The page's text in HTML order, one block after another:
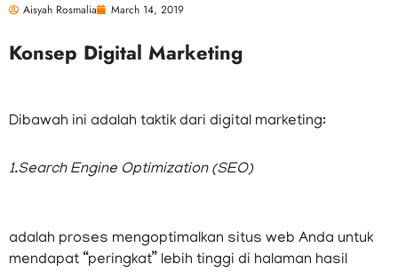
Aisyah Rosmalia March 14, 2019
Konsep Digital Marketing
Dibawah ini adalah taktik dari digital marketing:
1.Search Engine Optimization (SEO)
adalah proses mengoptimalkan situs web Anda untuk
mendapat “peringkat” lebih tinggi di halaman hasil